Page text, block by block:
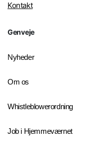
Kontakt
Genveje
Nyheder
Om os
Whistleblowerordning
Job i Hjemmeværnet